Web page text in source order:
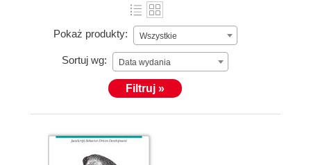
Pokaż produkty: Wszystkie
Sortuj wg: Data wydania
Filtruj »